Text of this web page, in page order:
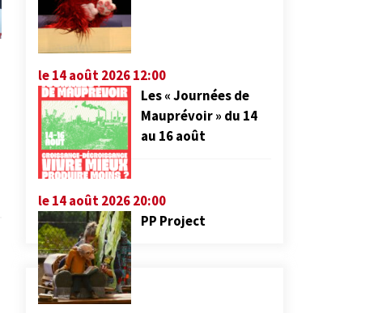
le 14 août 2026 12:00
Les « Journées de
Mauprévoir » du 14
au 16 août
le 14 août 2026 20:00
PP Project